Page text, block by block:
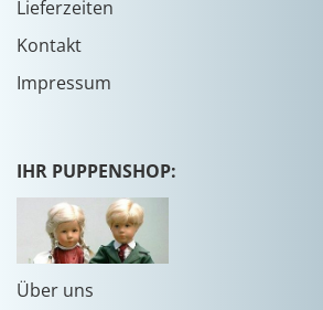
Lieferzeiten
Kontakt
Impressum
IHR PUPPENSHOP:
Über uns